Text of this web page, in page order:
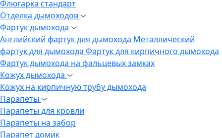
Флюгарка стандарт
Отделка дымоходов
Фартук дымохода
Английский фартук для дымохода Металлический
фартук для дымохода Фартук для кирпичного дымохода
Фартук дымохода на фальцевых замках
Кожух дымохода
Кожух на кирпичную трубу дымохода
Парапеты
Парапеты для кровли
Парапеты на забор
Парапет домик